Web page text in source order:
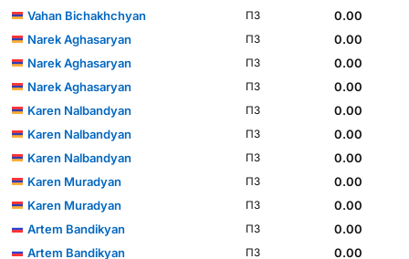
Vahan Bichakhchyan
ПЗ
0.00
Narek Aghasaryan
ПЗ
0.00
Narek Aghasaryan
ПЗ
0.00
Narek Aghasaryan
ПЗ
0.00
Karen Nalbandyan
ПЗ
0.00
Karen Nalbandyan
ПЗ
0.00
Karen Nalbandyan
ПЗ
0.00
Karen Muradyan
ПЗ
0.00
Karen Muradyan
ПЗ
0.00
Artem Bandikyan
ПЗ
0.00
Artem Bandikyan
ПЗ
0.00